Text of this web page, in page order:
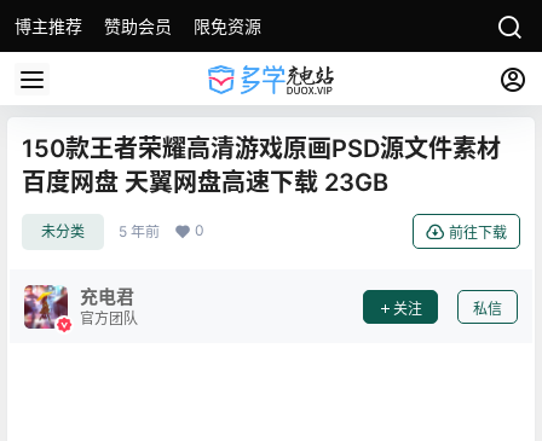
博主推荐 赞助会员 限免资源
150款王者荣耀高清游戏原画PSD源文件素材
百度网盘 天翼网盘高速下载 23GB
未分类 5 年前 0 前往下载
充电君
官方团队
关注 私信